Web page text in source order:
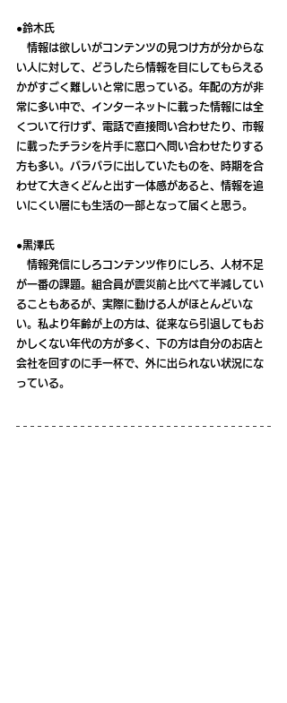
●鈴木氏
情報は欲しいがコンテンツの見つけ方が分からな
い人に対して、どうしたら情報を目にしてもらえる
かがすごく難しいと常に思っている。年配の方が非
常に多い中で、インターネットに載った情報には全
くついて行けず、電話で直接問い合わせたり、市報
に載ったチラシを片手に窓口へ問い合わせたりする
方も多い。バラバラに出していたものを、時期を合
わせて大きくどんと出す一体感があると、情報を追
いにくい層にも生活の一部となって届くと思う。
●黒澤氏
情報発信にしろコンテンツ作りにしろ、人材不足
が一番の課題。組合員が震災前と比べて半減してい
ることもあるが、実際に動ける人がほとんどいな
い。私より年齢が上の方は、従来なら引退してもお
かしくない年代の方が多く、下の方は自分のお店と
会社を回すのに手一杯で、外に出られない状況にな
っている。